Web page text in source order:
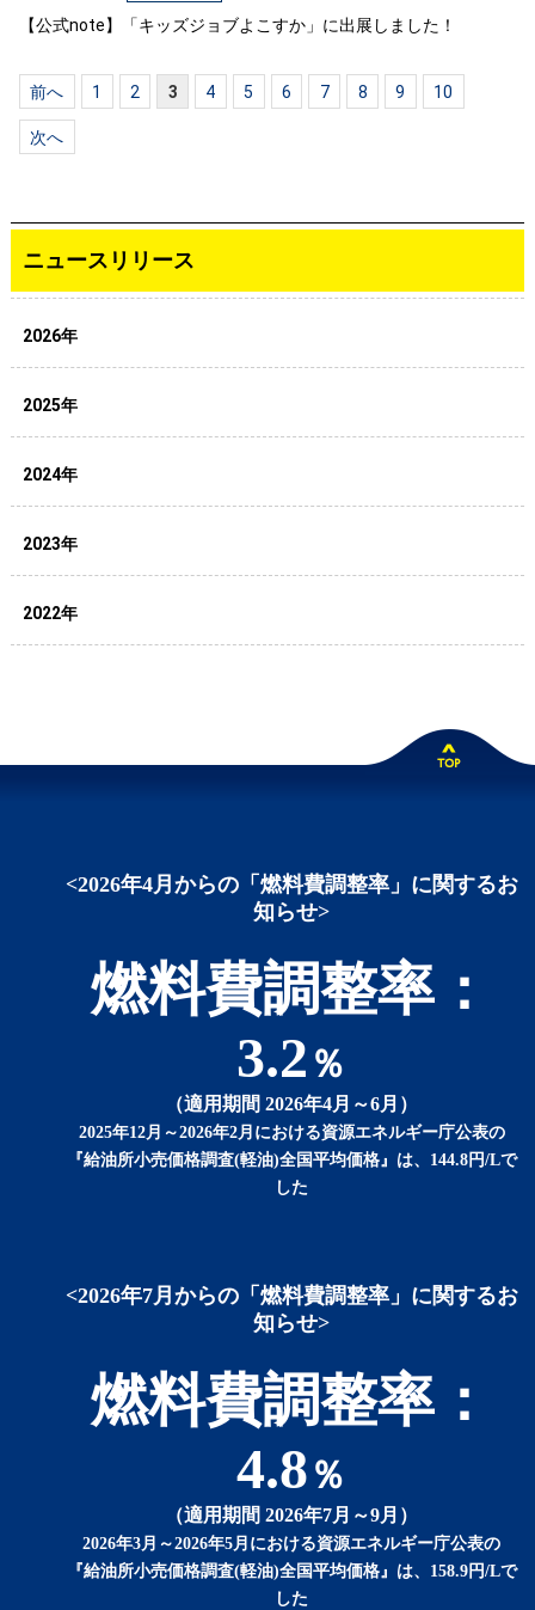
【公式note】「キッズジョブよこすか」に出展しました！
前へ 1 2 3 4 5 6 7 8 9 10
次へ
ニュースリリース
2026年
2025年
2024年
2023年
2022年
<2026年4月からの「燃料費調整率」に関するお
知らせ>
燃料費調整率：
3.2 ％
（適用期間 2026年4月～6月）
2025年12月～2026年2月における資源エネルギー庁公表の
『給油所小売価格調査(軽油)全国平均価格』は、144.8円/Lで
した
<2026年7月からの「燃料費調整率」に関するお
知らせ>
燃料費調整率：
4.8％
（適用期間 2026年7月～9月）
2026年3月～2026年5月における資源エネルギー庁公表の
『給油所小売価格調査(軽油)全国平均価格』は、158.9円/Lで
した